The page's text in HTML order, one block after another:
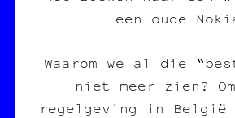
een oude
Waarom we al die
niet meer zien?
regelgeving in België